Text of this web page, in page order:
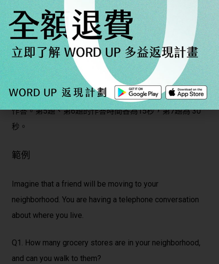
多益口說：回答問題
答題指示
依據題目設定的情境，回答與日常生活有關的問題。這類
題型共有三題，並無準備時間，請在聽到「嗶」聲後立即
作答。第5題、第6題的作答時間各為15秒，第7題為 30
秒。
範例
Imagine that a friend will be moving to your
neighborhood. You are having a telephone conversation
about where you live.
Q1. How many grocery stores are in your neighborhood,
and can you walk to them?